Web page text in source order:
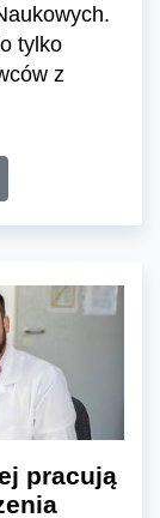
tylko
z
pracują